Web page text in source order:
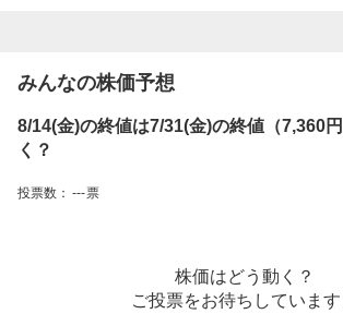
みんなの株価予想
8/14(金)の終値は7/31(金)の終値（7,360
く？
投票数： ---票
株価はどう動く？
ご投票をお待ちしています